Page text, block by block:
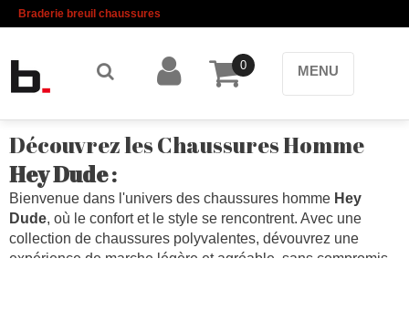
Braderie breuil chaussures
0 MENU
Découvrez les Chaussures Homme
Hey Dude:
Bienvenue dans l'univers des chaussures homme Hey
Dude, où le confort et le style se rencontrent. Avec une
collection de chaussures polyvalentes, dévouvrez une
expérience de marche légère et agréable, sans compromis